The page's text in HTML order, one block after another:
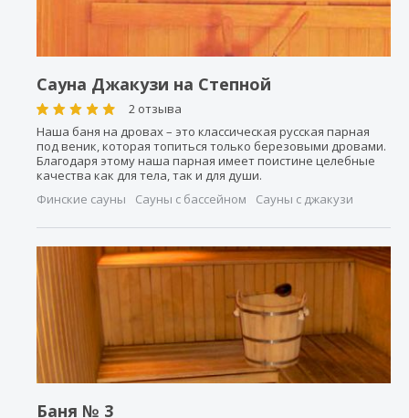
Сауна Джакузи на Степной
2 отзыва
Наша баня на дровах – это классическая русская парная
под веник, которая топиться только березовыми дровами.
Благодаря этому наша парная имеет поистине целебные
качества как для тела, так и для души.
Финские сауны
Сауны с бассейном Сауны с джакузи
Баня № 3